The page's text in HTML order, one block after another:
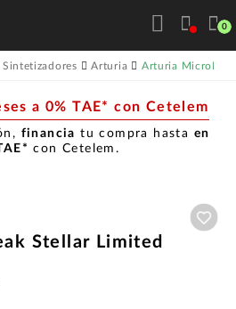
0
Sintetizadores Arturia Arturia
a 0% TAE* con Cetelem
financia tu compra hasta en
con Cetelem.
Stellar Limited